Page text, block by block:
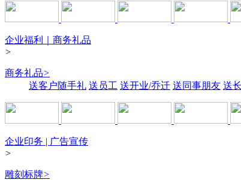
企业福利｜商务礼品
>
商务礼品>
送客户随手礼 送员工 送开业/乔迁 送同事朋友 送
企业印务 | 广告宣传
>
雕刻标牌>